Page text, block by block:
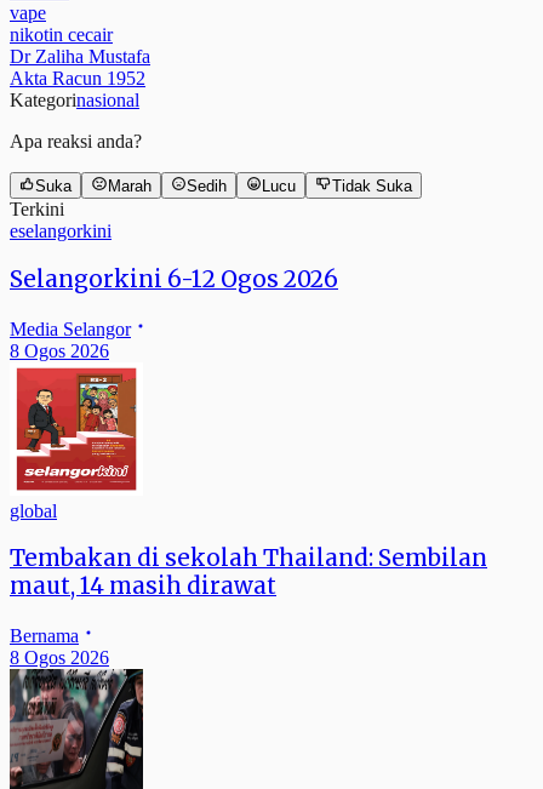
vape
nikotin cecair
Dr Zaliha Mustafa
Akta Racun 1952
Kategorinasional
Apa reaksi anda?
Suka Marah Sedih Lucu Tidak Suka
Terkini
eselangorkini
Selangorkini 6-12 Ogos 2026
Media Selangor
8 Ogos 2026
global
Tembakan di sekolah Thailand: Sembilan
maut, 14 masih dirawat
Bernama
8 Ogos 2026